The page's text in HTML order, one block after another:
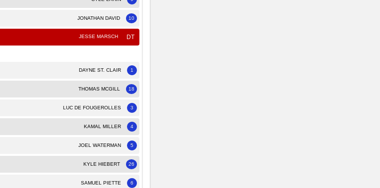
10
JONATHAN DAVID
DT
JESSE MARSCH
1
DAYNE ST. CLAIR
18
THOMAS MCGILL
3
LUC DE FOUGEROLLES
4
KAMAL MILLER
5
JOEL WATERMAN
26
KYLE HIEBERT
6
SAMUEL PIETTE